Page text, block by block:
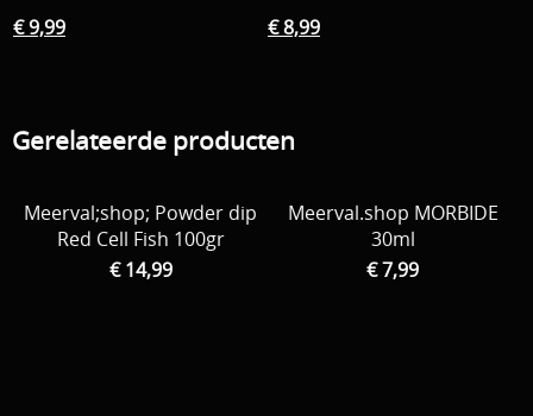
€ 9,99
€ 8,99
Gerelateerde producten
Meerval;shop; Powder dip
Red Cell Fish 100gr
€ 14,99
Meerval.shop MORBIDE
30ml
€ 7,99